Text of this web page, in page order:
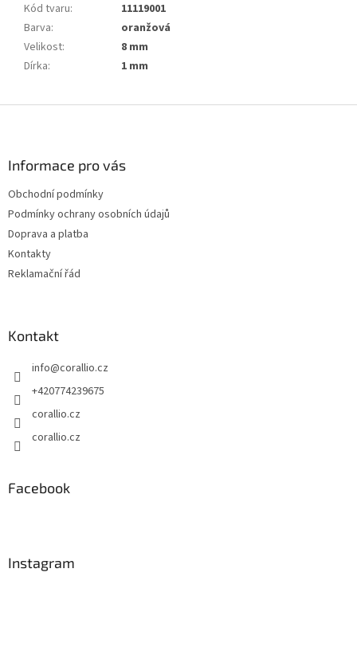
Kód tvaru:
11119001
Barva:
oranžová
Velikost:
8 mm
Dírka: 1 mm
Informace pro vás
Obchodní podmínky
Podmínky ochrany osobních údajů
Doprava a platba
Kontakty
Reklamační řád
Kontakt
info@corallio.cz
+420774239675
corallio.cz
corallio.cz
Facebook
Instagram